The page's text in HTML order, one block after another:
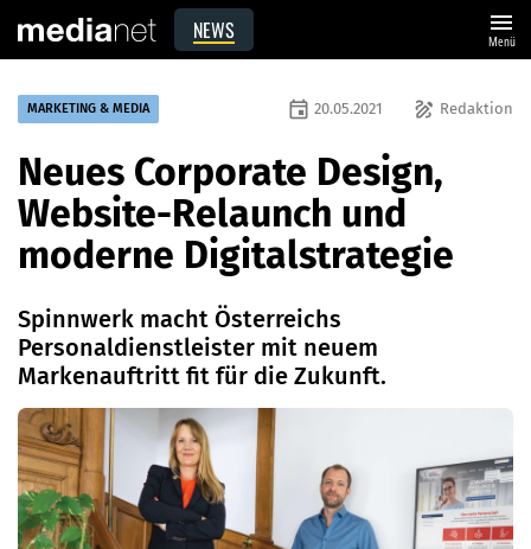
NEWS menu
Menü
MARKETING & MEDIA draw Redaktion
event 20.05.2021
Neues Corporate Design,
Website-Relaunch und
moderne Digitalstrategie
Spinnwerk macht Österreichs
Personaldienstleister mit neuem
Markenauftritt fit für die Zukunft.